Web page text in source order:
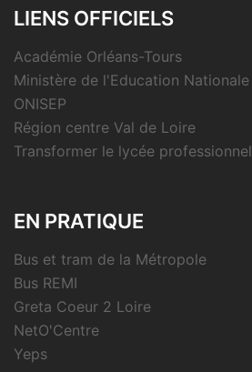
LIENS OFFICIELS
Académie Orléans-Tours
Ministère de l'Education Nationale
ONISEP
Région centre Val de Loire
Transformer le lycée professionnel
EN PRATIQUE
Bus et tram de la Métropole
Bus REMI
Greta Coeur 2 Loire
NetO'Centre
Yeps